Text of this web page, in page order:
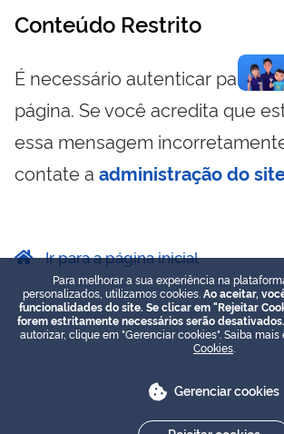
Conteúdo Restrito
É necessário autenticar para
página. Se você acredita que
essa mensagem
contate a administração do
Ir para a página inicial
Para melhorar a sua experiência na
personalizados, utilizamos cookies. Ao aceitar,
funcionalidades do site. Se clicar em "Rejeitar
forem estritamente necessários serão desativados.
autorizar, clique em "Gerenciar cookies". Saiba mais
Cookies
Gerenciar cookies